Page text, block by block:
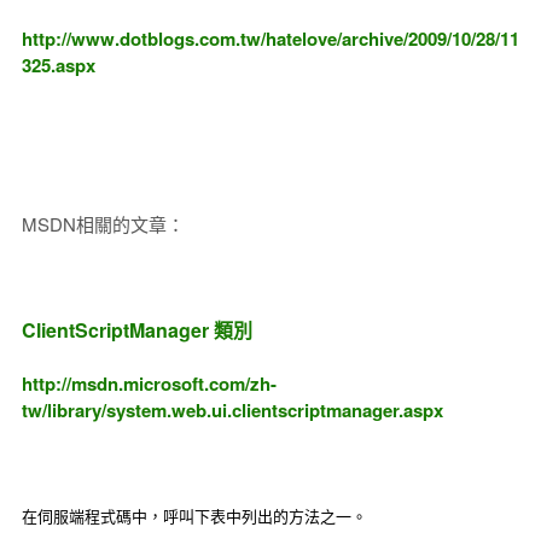
http://www.dotblogs.com.tw/hatelove/archive/2009/10/28/11
325.aspx
MSDN相關的文章：
ClientScriptManager 類別
http://msdn.microsoft.com/zh-
tw/library/system.web.ui.clientscriptmanager.aspx
在伺服端程式碼中，呼叫下表中列出的方法之一。